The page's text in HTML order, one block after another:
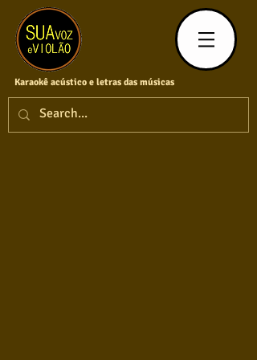
Karaokê acústico e letras das músicas